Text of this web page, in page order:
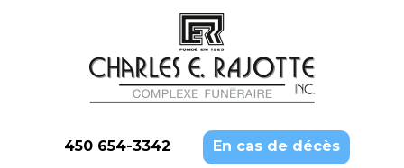
450 654-3342 En cas de décès